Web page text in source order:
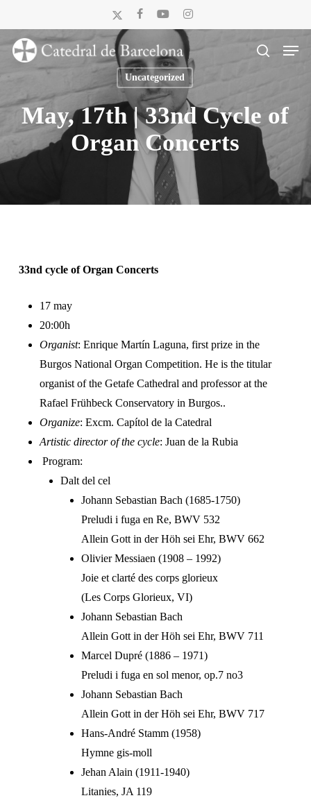
to
main
x-
twitter
facebookyoutube instagram
search
Menu
Uncategorized
May, 17th | 33nd Cycle of
Organ Concerts
33nd cycle of Organ Concerts
17 may
20:00h
Organist: Enrique Martín Laguna, first prize in the
Burgos National Organ Competition. He is the titular
organist of the Getafe Cathedral and professor at the
Rafael Frühbeck Conservatory in Burgos..
Organize: Excm. Capítol de la Catedral
Artistic director of the cycle: Juan de la Rubia
Program:
Dalt del cel
Johann Sebastian Bach (1685-1750)
Preludi i fuga en Re, BWV 532
Allein Gott in der Höh sei Ehr, BWV 662
Olivier Messiaen (1908 – 1992)
Joie et clarté des corps glorieux
(Les Corps Glorieux, VI)
Johann Sebastian Bach
Allein Gott in der Höh sei Ehr, BWV 711
Marcel Dupré (1886 – 1971)
Preludi i fuga en sol menor, op.7 no3
Johann Sebastian Bach
Allein Gott in der Höh sei Ehr, BWV 717
Hans-André Stamm (1958)
Hymne gis-moll
Jehan Alain (1911-1940)
Litanies, JA 119